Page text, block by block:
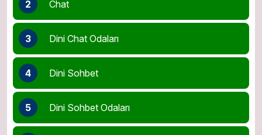
2 Chat
3 Dini Chat Odaları
4 Dini Sohbet
5 Dini Sohbet Odaları